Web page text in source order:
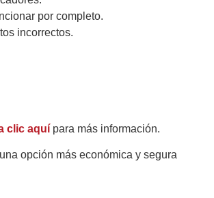
por completo.
incorrectos.
clic aquí para más información.
opción más económica y segura